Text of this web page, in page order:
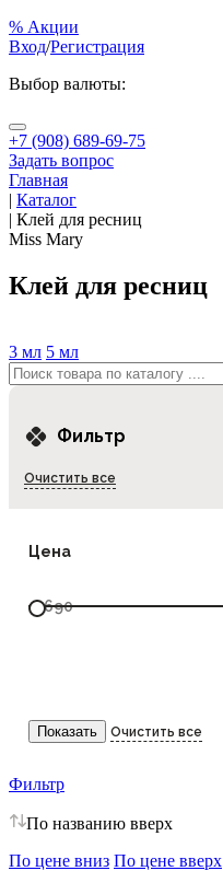
% Акции
Вход/Регистрация
Выбор валюты:
+7 (908) 689-69-75
Задать вопрос
Главная
| Каталог
| Клей для ресниц
Miss Mary
Клей для ресниц
3 мл 5 мл
Фильтр
Очистить все
Цена
Фильтр
По названию вверх
По цене вниз По цене вверх